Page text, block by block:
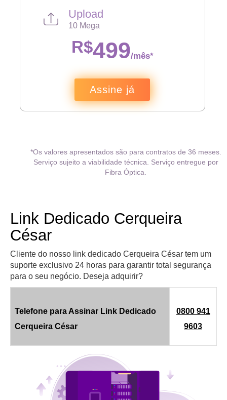
Upload
10 Mega
R$499/mês*
Assine já
*Os valores apresentados são para contratos de 36 meses.
Serviço sujeito a viabilidade técnica. Serviço entregue por
Fibra Óptica.
Link Dedicado Cerqueira
César
Cliente do nosso link dedicado Cerqueira César tem um
suporte exclusivo 24 horas para garantir total segurança
para o seu negócio. Deseja adquirir?
Telefone para Assinar Link Dedicado
Cerqueira César
0800 941
9603